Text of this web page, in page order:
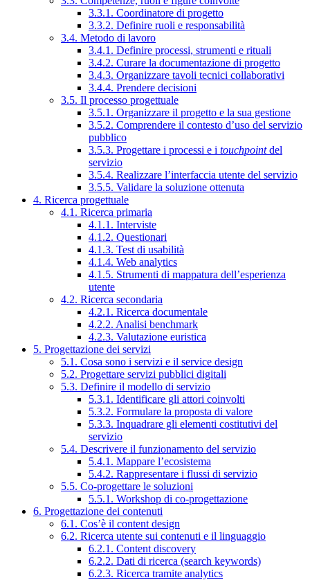
3.3.1. Coordinatore di progetto
3.3.2. Definire ruoli e responsabilità
3.4. Metodo di lavoro
3.4.1. Definire processi, strumenti e rituali
3.4.2. Curare la documentazione di progetto
3.4.3. Organizzare tavoli tecnici collaborativi
3.4.4. Prendere decisioni
3.5. Il processo progettuale
3.5.1. Organizzare il progetto e la sua gestione
3.5.2. Comprendere il contesto d’uso del servizio
pubblico
3.5.3. Progettare i processi e i touchpointdel
servizio
3.5.4. Realizzare l’interfaccia utente del servizio
3.5.5. Validare la soluzione ottenuta
4. Ricerca progettuale
4.1. Ricerca primaria
4.1.1. Interviste
4.1.2. Questionari
4.1.3. Test di usabilità
4.1.4. Web analytics
4.1.5. Strumenti di mappatura dell’esperienza
utente
4.2. Ricerca secondaria
4.2.1. Ricerca documentale
4.2.2. Analisi benchmark
4.2.3. Valutazione euristica
5. Progettazione dei servizi
5.1. Cosa sono i servizi e il service design
5.2. Progettare servizi pubblici digitali
5.3. Definire il modello di servizio
5.3.1. Identificare gli attori coinvolti
5.3.2. Formulare la proposta di valore
5.3.3. Inquadrare gli elementi costitutivi del
servizio
5.4. Descrivere il funzionamento del servizio
5.4.1. Mappare l’ecosistema
5.4.2. Rappresentare i flussi di servizio
5.5. Co-progettare le soluzioni
5.5.1. Workshop di co-progettazione
6. Progettazione dei contenuti
6.1. Cos’è il content design
6.2. Ricerca utente sui contenuti e il linguaggio
6.2.1. Content discovery
6.2.2. Dati di ricerca (search keywords)
6.2.3. Ricerca tramite analytics